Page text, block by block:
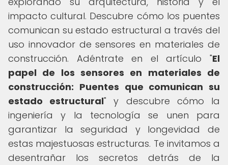
impacto cultural. Descubre cómo los puentes
comunican su estado estructural a través del
uso innovador de sensores en materiales de
construcción. Adéntrate en el artículo "El
papel de los sensores en materiales de
construcción: Puentes que comunican su
estado estructural" y descubre cómo la
ingeniería y la tecnología se unen para
garantizar la seguridad y longevidad de
estas majestuosas estructuras. Te invitamos a
desentrañar los secretos detrás de la